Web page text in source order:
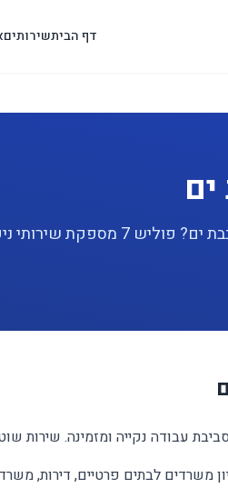
דף הביתשירותים
מחפשים שירות ניקיון משרדים
עבודה נקייה ומזמינה. שירות
משרדים לבתים פרטיים, דירות,